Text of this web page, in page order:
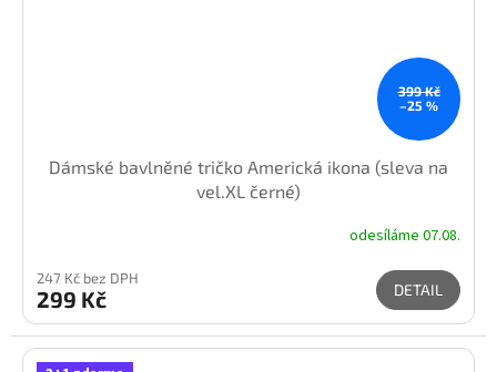
399 Kč
–25 %
Dámské bavlněné tričko Americká ikona (sleva na
vel.XL černé)
odesíláme 07.08.
247 Kč bez DPH
299 Kč DETAIL